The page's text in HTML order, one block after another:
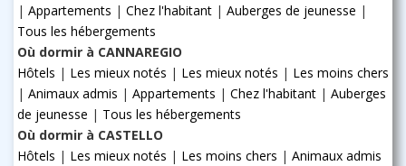
| Appartements | Chez l'habitant | Auberges de jeunesse |
Tous les hébergements
Où dormir à CANNAREGIO
Hôtels | Les mieux notés | Les mieux notés | Les moins chers
| Animaux admis | Appartements | Chez l'habitant | Auberges
de jeunesse | Tous les hébergements
Où dormir à CASTELLO
Hôtels | Les mieux notés | Les moins chers | Animaux admis